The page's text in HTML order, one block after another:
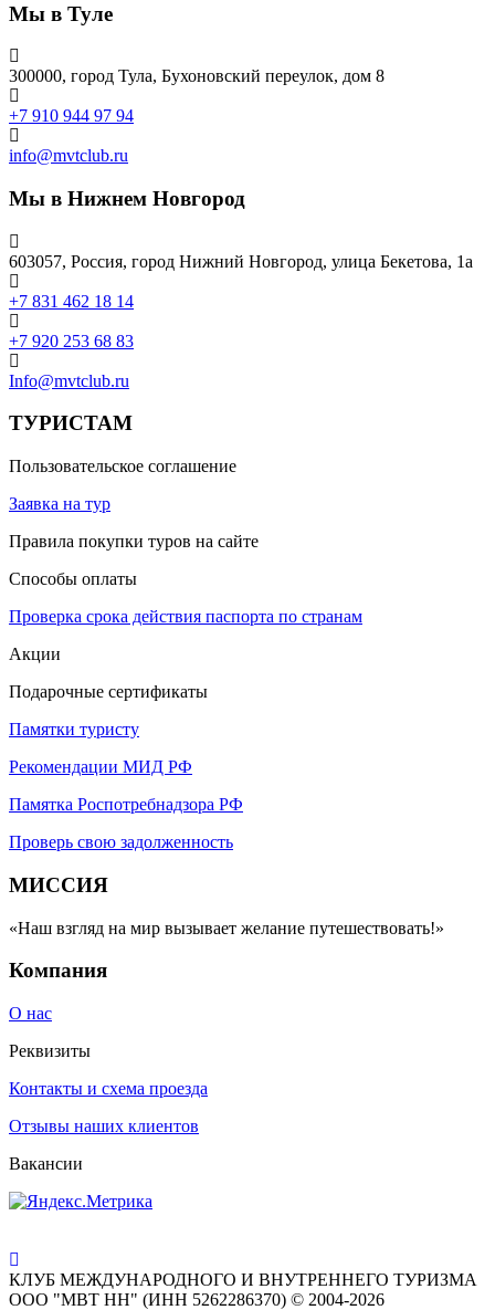
Мы в Туле
300000, город Тула, Бухоновский переулок, дом 8
+7 910 944 97 94
info@mvtclub.ru
Мы в Нижнем Новгород
603057, Россия, город Нижний Новгород, улица Бекетова, 1а
+7 831 462 18 14
+7 920 253 68 83
Info@mvtclub.ru
ТУРИСТАМ
Пользовательское соглашение
Заявка на тур
Правила покупки туров на сайте
Способы оплаты
Проверка срока действия паспорта по странам
Акции
Подарочные сертификаты
Памятки туристу
Рекомендации МИД РФ
Памятка Роспотребнадзора РФ
Проверь свою задолженность
МИССИЯ
«Наш взгляд на мир вызывает желание путешествовать!»
Компания
О нас
Реквизиты
Контакты и схема проезда
Отзывы наших клиентов
Вакансии
КЛУБ МЕЖДУНАРОДНОГО И ВНУТРЕННЕГО ТУРИЗМА
ООО "МВТ НН" (ИНН 5262286370) © 2004-2026